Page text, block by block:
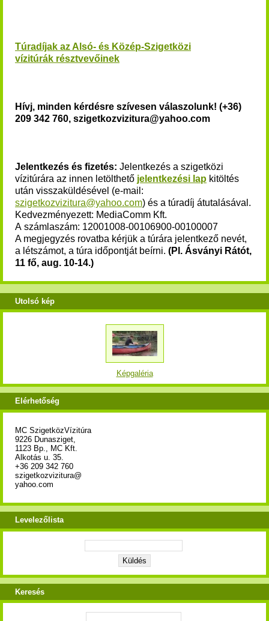
Túradíjak az Alsó- és Közép-Szigetközi
vízitúrák résztvevőinek
Hívj, minden kérdésre szívesen válaszolunk! (+36)
209 342 760, szigetkozvizitura@yahoo.com
Jelentkezés és fizetés: Jelentkezés a szigetközi
vízitúrára az innen letölthető jelentkezési lap kitöltés
után visszaküldésével (e-mail:
szigetkozvizitura@yahoo.com) és a túradíj átutalásával.
Kedvezményezett: MediaComm Kft.
A számlaszám: 12001008-00106900-00100007
A megjegyzés rovatba kérjük a túrára jelentkező nevét,
a létszámot, a túra időpontját beírni. (Pl. Ásványi Rátót,
11 fő, aug. 10-14.)
Utolsó kép
Képgaléria
Elérhetőség
MC SzigetközVízitúra
9226 Dunasziget,
1123 Bp., MC Kft.
Alkotás u. 35.
+36 209 342 760
szigetkozvizitura@
yahoo.com
Levelezőlista
Keresés